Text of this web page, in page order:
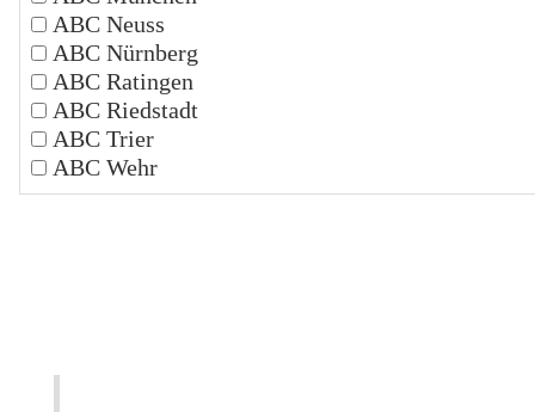
ABC Neuss
ABC Nürnberg
ABC Ratingen
ABC Riedstadt
ABC Trier
ABC Wehr